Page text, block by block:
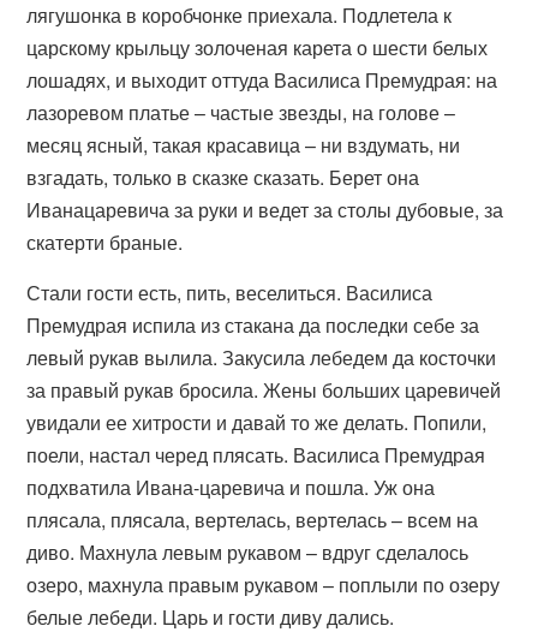
лягушонка в коробчонке приехала. Подлетела к
царскому крыльцу золоченая карета о шести белых
лошадях, и выходит оттуда Василиса Премудрая: на
лазоревом платье – частые звезды, на голове –
месяц ясный, такая красавица – ни вздумать, ни
взгадать, только в сказке сказать. Берет она
Иванацаревича за руки и ведет за столы дубовые, за
скатерти браные.
Стали гости есть, пить, веселиться. Василиса
Премудрая испила из стакана да последки себе за
левый рукав вылила. Закусила лебедем да косточки
за правый рукав бросила. Жены больших царевичей
увидали ее хитрости и давай то же делать. Попили,
поели, настал черед плясать. Василиса Премудрая
подхватила Ивана-царевича и пошла. Уж она
плясала, плясала, вертелась, вертелась – всем на
диво. Махнула левым рукавом – вдруг сделалось
озеро, махнула правым рукавом – поплыли по озеру
белые лебеди. Царь и гости диву дались.